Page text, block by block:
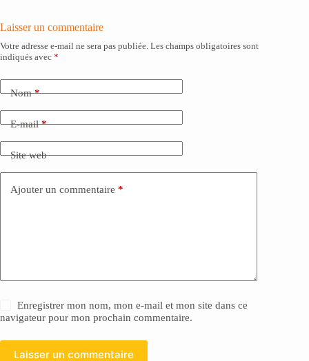
Laisser un commentaire
Votre adresse e-mail ne sera pas publiée. Les champs obligatoires sont
indiqués avec *
Nom*
E-mail*
Site web
Ajouter un commentaire *
Enregistrer mon nom, mon e-mail et mon site dans ce
navigateur pour mon prochain commentaire.
Laisser un commentaire